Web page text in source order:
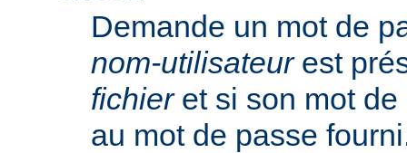
Demande un mot de
nom-utilisateurest
fichieret si son mot de
au mot de passe